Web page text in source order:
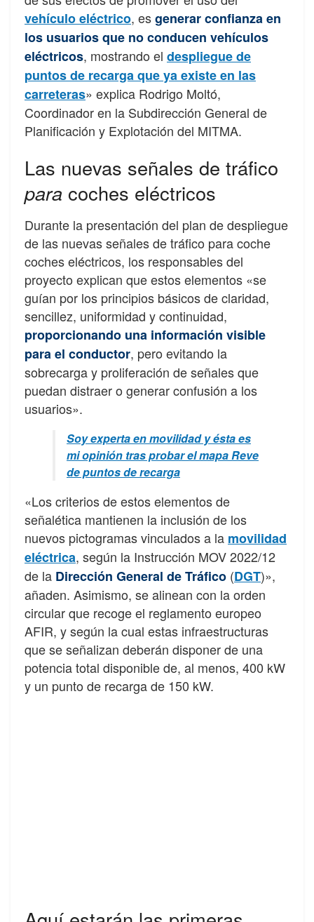
vehículo eléctrico, esgenerar confianza en
los usuarios que no conducen vehículos
eléctricos, mostrando el despliegue de
puntos de recarga que ya existe en las
carreteras» explica Rodrigo Moltó,
Coordinador en la Subdirección General de
Planificación y Explotación del MITMA.
Las nuevas señales de tráfico
para coches eléctricos
Durante la presentación del plan de despliegue
de las nuevas señales de tráfico para coche
coches eléctricos, los responsables del
proyecto explican que estos elementos «se
guían por los principios básicos de claridad,
sencillez, uniformidad y continuidad,
proporcionando una información visible
para el conductor, pero evitando la
sobrecarga y proliferación de señales que
puedan distraer o generar confusión a los
usuarios».
Soy experta en movilidad y ésta es
mi opinión tras probar el mapa Reve
de puntos de recarga
«Los criterios de estos elementos de
señalética mantienen la inclusión de los
nuevos pictogramas vinculados a la movilidad
eléctrica, según la Instrucción MOV 2022/12
de la Dirección General de Tráfico (DGT)»,
añaden. Asimismo, se alinean con la orden
circular que recoge el reglamento europeo
AFIR, y según la cual estas infraestructuras
que se señalizan deberán disponer de una
potencia total disponible de, al menos, 400 kW
y un punto de recarga de 150 kW.